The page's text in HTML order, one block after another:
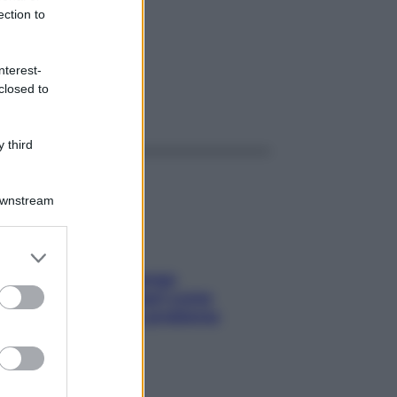
to
to
third
grant or
l’attaccatura? Scopri come
risolvere l’annoso problema